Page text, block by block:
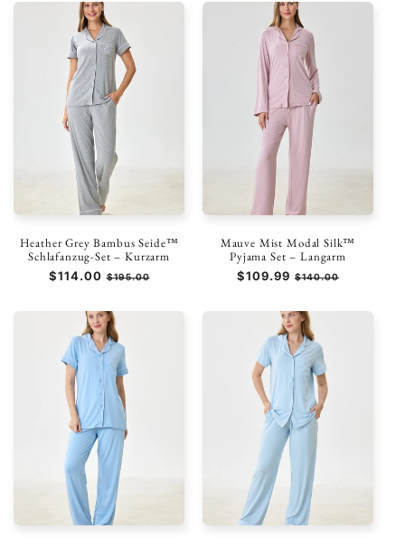
Heather Grey Bambus Seide™
Schlafanzug-Set – Kurzarm
Normaler
$114.00 Verkaufspreis
$195.00
Mauve Mist Modal Silk™
Pyjama Set – Langarm
Normaler
$109.99 Verkaufspreis
$140.00